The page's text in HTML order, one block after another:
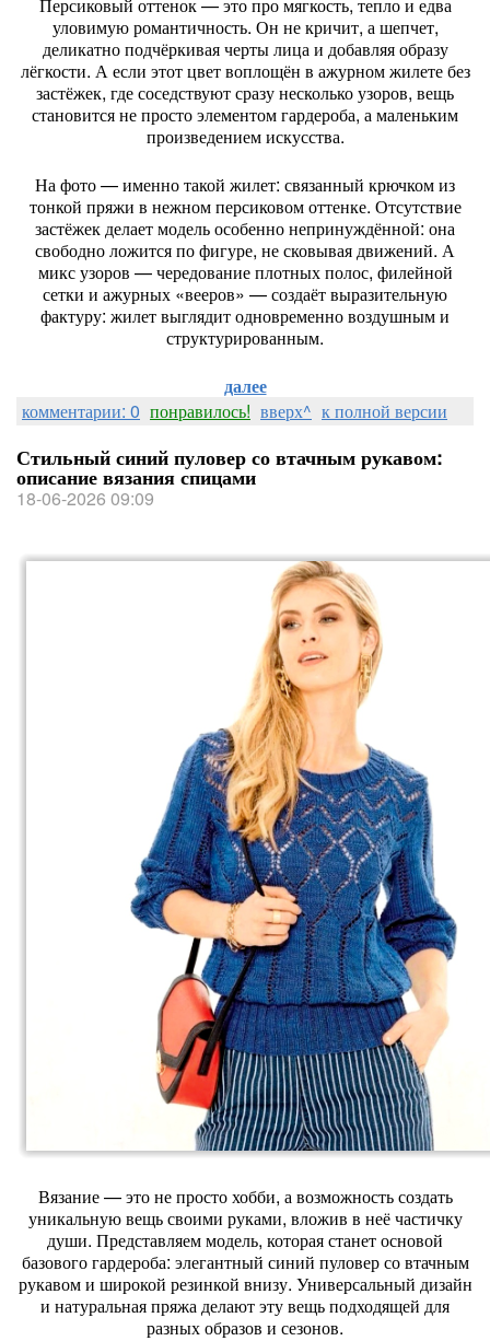
уловимую романтичность. Он не кричит, а шепчет,
деликатно подчёркивая черты лица и добавляя образу
лёгкости. А если этот цвет воплощён в ажурном жилете без
застёжек, где соседствуют сразу несколько узоров, вещь
становится не просто элементом гардероба, а маленьким
произведением искусства.
На фото — именно такой жилет: связанный крючком из
тонкой пряжи в нежном персиковом оттенке. Отсутствие
застёжек делает модель особенно непринуждённой: она
свободно ложится по фигуре, не сковывая движений. А
микс узоров — чередование плотных полос, филейной
сетки и ажурных «вееров» — создаёт выразительную
фактуру: жилет выглядит одновременно воздушным и
структурированным.
далее
комментарии: 0 понравилось! вверх^ к полной версии
Стильный синий пуловер со втачным рукавом:
описание вязания спицами
18-06-2026 09:09
Вязание— этонепростохобби, авозможностьсоздать
уникальнуювещьсвоими руками, вложив в неёчастичку
души. Представляеммодель, котораястанетосновой
базовогогардероба: элегантный синий пуловерсовтачным
рукавоми широкой резинкой внизу. Универсальный дизайн
и натуральнаяпряжаделаютэтувещьподходящей для
разныхобразов и сезонов.